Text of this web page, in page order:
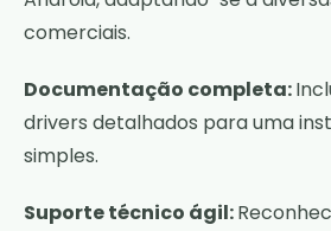
comerciais.
Documentação completa:
drivers detalhados para uma
simples.
Suporte técnico ágil: